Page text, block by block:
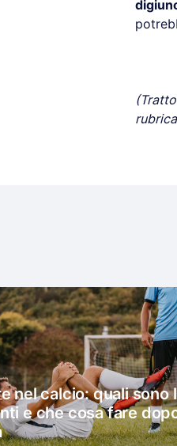
nel calcio: quali sono
e che cosa fare